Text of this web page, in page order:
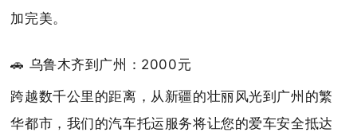
加完美。
🚗 乌鲁木齐到广州：2000元
跨越数千公里的距离，从新疆的壮丽风光到广州的繁
华都市，我们的汽车托运服务将让您的爱车安全抵达